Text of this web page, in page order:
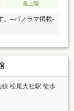
最上階
。--パノラマ掲載-
線 松尾大社駅 徒歩